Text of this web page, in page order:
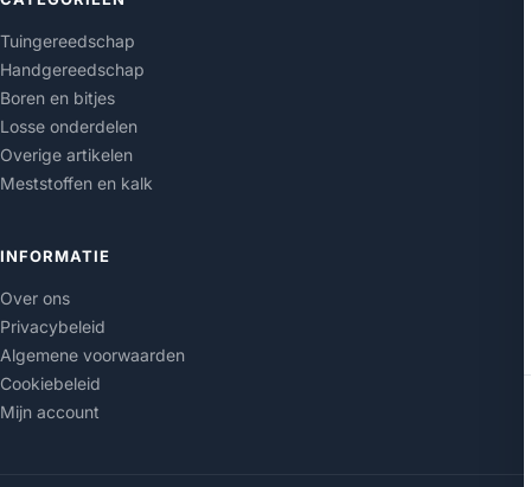
Tuingereedschap
Handgereedschap
Boren en bitjes
Losse onderdelen
Overige artikelen
Meststoffen en kalk
INFORMATIE
Over ons
Privacybeleid
Algemene voorwaarden
Cookiebeleid
Mijn account